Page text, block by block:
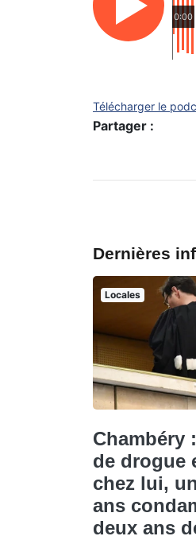
0:00
Télécharger le
Partager :
Dernières
Locales
Chambéry
de drogue
chez lui,
ans
deux ans